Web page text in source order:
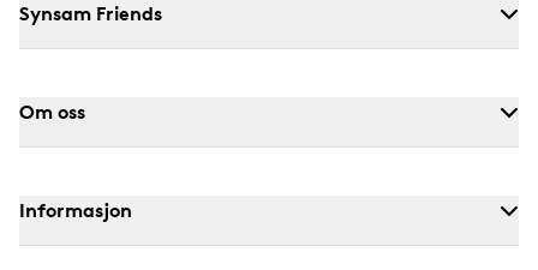
Synsam Friends
Om oss
Informasjon